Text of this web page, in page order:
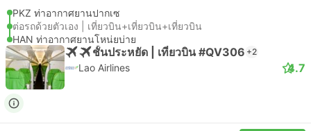
PKZ ท่าอากาศยานปากเซ
ต่อรถด้วยตัวเอง | เที่ยวบิน+เที่ยวบิน+เที่ยวบิน
HAN ท่าอากาศยานโหน่ยบ่าย
ชั้นประหยัด | เที่ยวบิน #QV306 +2
Lao Airlines 4.7